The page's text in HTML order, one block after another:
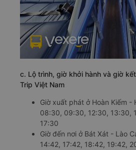
c. Lộ trình, giờ khởi hành và giờ
Trip Việt Nam
Giờ xuất phát ở Hoàn Kiếm
08:30, 09:30, 12:30, 13:30,
17:30
Giờ đến nơi ở Bát Xát - Lào
14:42, 17:42, 18:42, 19:42,